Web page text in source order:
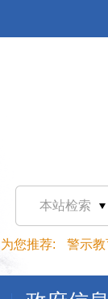
本站检索
为您推荐: 警示教